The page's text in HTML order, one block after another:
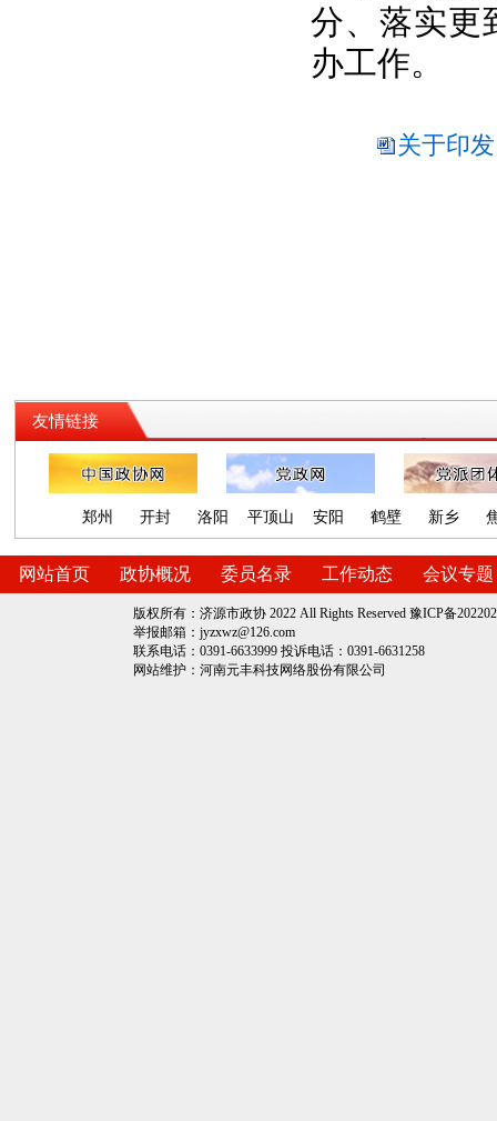
分、落实更
办工作。
关于印
友情链接
郑州 开封 洛阳 平顶山 安阳 鹤壁 新乡
网站首页 政协概况 委员名录 工作动态 会议专题
版权所有：济源市政协 2022 All Rights Reserved 豫ICP备
举报邮箱：jyzxwz@126.com
联系电话：0391-6633999 投诉电话：0391-6631258
网站维护： 河南元丰科技网络股份有限公司